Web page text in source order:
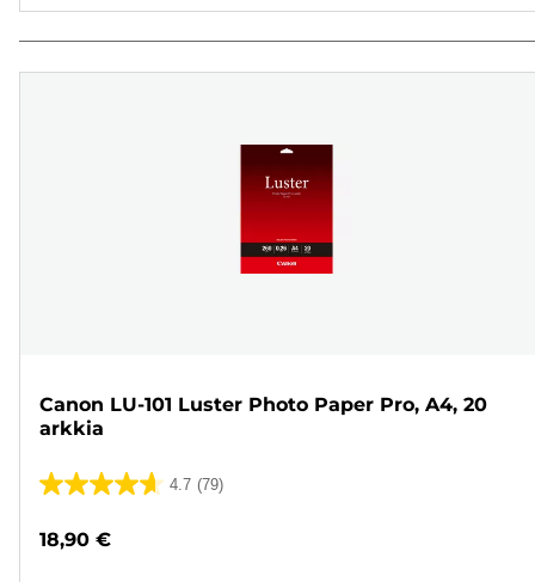
Canon LU-101 Luster Photo Paper Pro, A4, 20
arkkia
4.7 (79)
4.7/5
79
18,90 €